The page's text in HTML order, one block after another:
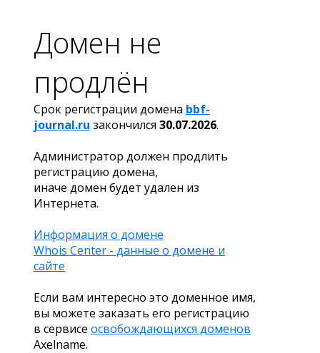
Домен не
продлён
Срок регистрации домена bbf-
journal.ru закончился 30.07.2026.
Администратор должен продлить
регистрацию домена,
иначе домен будет удален из
Интернета.
Информация о домене
Whois Center - данные о домене и
сайте
Если вам интересно это доменное имя,
вы можете заказать его регистрацию
в сервисе освобождающихся доменов
Axelname.